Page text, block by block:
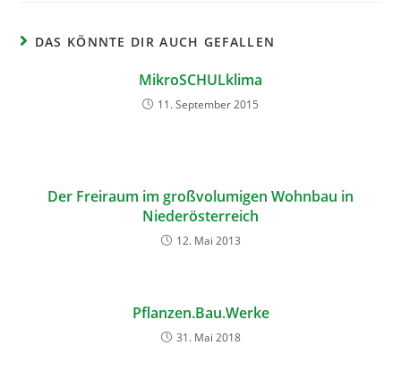
DAS KÖNNTE DIR AUCH GEFALLEN
MikroSCHULklima
11. September 2015
Der Freiraum im großvolumigen Wohnbau in
Niederösterreich
12. Mai 2013
Pflanzen.Bau.Werke
31. Mai 2018